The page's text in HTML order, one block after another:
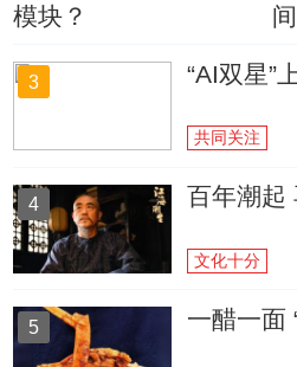
模块？
3 “AI双星”
共同关注
4 百年潮起
文化十分
5 一醋一面